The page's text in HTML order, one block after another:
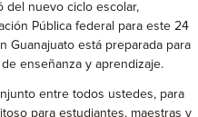
del nuevo ciclo escolar,
Pública federal para este 24
Guanajuato está preparada para
enseñanza y aprendizaje.
entre todos ustedes, para
para estudiantes, maestras y